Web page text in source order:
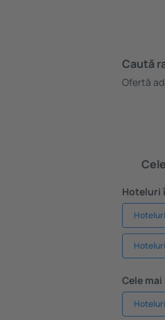
Caută
Ofertă
Hoteluri
Cele